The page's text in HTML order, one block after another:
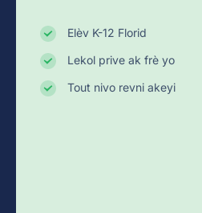
Elèv K-12 Florid
Lekol prive ak frè yo
Tout nivo revni akeyi